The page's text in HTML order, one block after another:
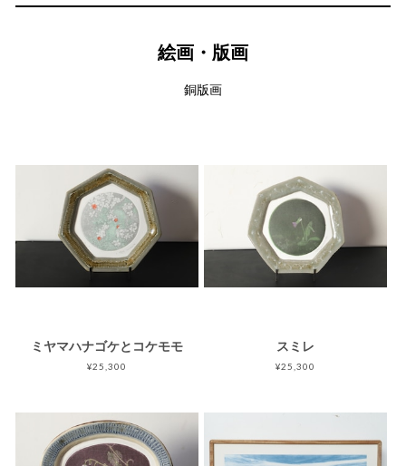
絵画・版画
銅版画
ミヤマハナゴケとコケモモ
¥25,300
スミレ
¥25,300